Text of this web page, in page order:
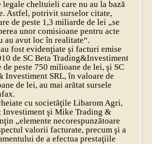
legale cheltuieli care nu au la bază
Astfel, potrivit surselor citate,
de peste 1,3 miliarde de lei „se
unor comisioane pentru acte
au avut loc în realitate“.
fost evidenţiate şi facturi emise
de SC Beta Trading&Investiment
de peste 750 milioane de lei, şi SC
Investiment SRL, în valoare de
de lei, au mai arătat sursele
cu societăţile Libarom Agri,
Investiment şi Mike Trading &
„elemente necorespunzătoare
valorii facturate, precum şi a
de a efectua prestaţiile